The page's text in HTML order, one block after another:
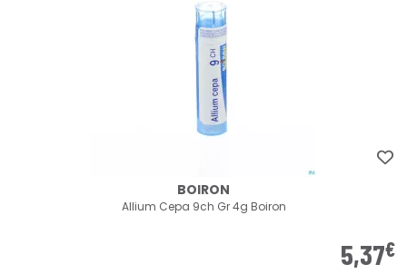
BOIRON
Allium Cepa 9ch Gr 4g Boiron
5,37€